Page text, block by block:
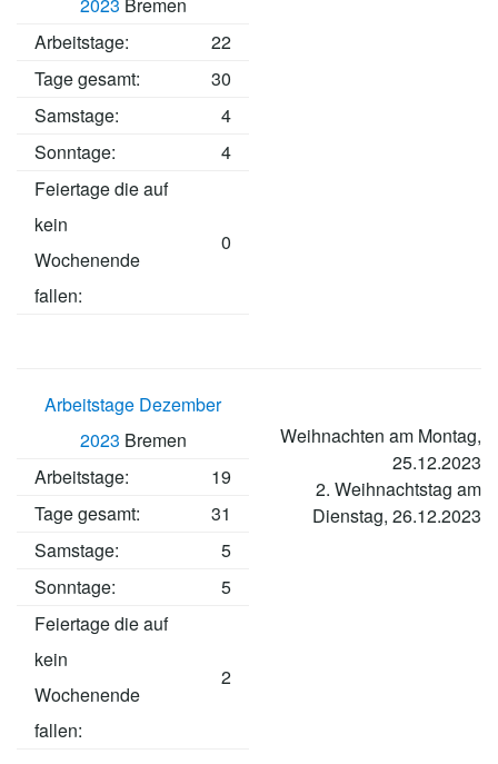
2023 Bremen
Arbeitstage:
22
Tage gesamt:
30
Samstage:
4
Sonntage:
4
Feiertage die auf
kein
Wochenende
fallen:
0
Arbeitstage Dezember
2023 Bremen
Arbeitstage:
19
Tage gesamt:
31
Samstage:
5
Sonntage:
5
Feiertage die auf
kein
Wochenende
fallen:
2
Weihnachten am Montag,
25.12.2023
2. Weihnachtstag am
Dienstag, 26.12.2023